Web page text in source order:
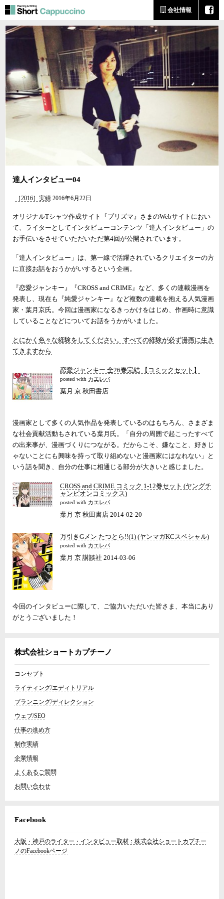
会社情報
達人インタビュー04
［2016］実績 2016年6月22日
オリジナルTシャツ作成サイト『プリズマ』さまのWebサイトにおい
て、ライターとしてインタビューコンテンツ「達人インタビュー」の
お手伝いをさせていただいただ第4回が公開されています。
「達人インタビュー」は、第一線で活躍されているクリエイターの方
に直接お話をおうかがいするという企画。
『恋愛ジャンキー』『CROSS and CRIME』など、多くの連載漫画を
発表し、現在も『純愛ジャンキー』など複数の連載を抱える人気漫画
家・葉月京氏。今回は漫画家になるきっかけをはじめ、作画時に意識
していることなどについてお話をうかがいました。
とにかく色々な経験をしてください。すべての経験が必ず漫画に生き
てきますから
恋愛ジャンキー 全26巻完結 【コミックセット】
posted with カエレバ
葉月 京 秋田書店
漫画家として多くの人気作品を発表しているのはもちろん、さまざま
な社会貢献活動もされている葉月氏。「自分の周囲で起こったすべて
の出来事が、漫画づくりにつながる。だからこそ、嫌なこと、好きじ
ゃないことにも興味を持って取り組めないと漫画家にはなれない」と
いう話を聞き、自分の仕事に相通じる部分が大きいと感じました。
CROSS and CRIME コミック 1-12巻セット (ヤングチ
ャンピオンコミックス)
posted with カエレバ
葉月 京 秋田書店 2014-02-20
万引きGメン たつとら!!(1) (ヤンマガKCスペシャル)
posted with カエレバ
葉月 京 講談社 2014-03-06
今回のインタビューに際して、ご協力いただいた皆さま、本当にあり
がとうございました！
株式会社ショートカプチーノ
コンセプト
ライティング/エディトリアル
プランニング/ディレクション
ウェブ/SEO
仕事の進め方
制作実績
企業情報
よくあるご質問
お問い合わせ
Facebook
大阪・神戸のライター・インタビュー取材：株式会社ショートカプチー
ノのFacebookページ